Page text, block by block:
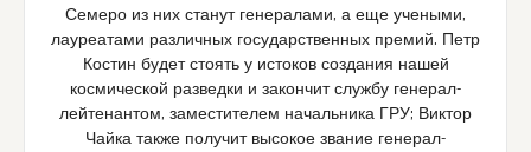
Семеро из них станут генералами, а еще учеными,
лауреатами различных государственных премий. Петр
Костин будет стоять у истоков создания нашей
космической разведки и закончит службу генерал-
лейтенантом, заместителем начальника ГРУ; Виктор
Чайка также получит высокое звание генерал-